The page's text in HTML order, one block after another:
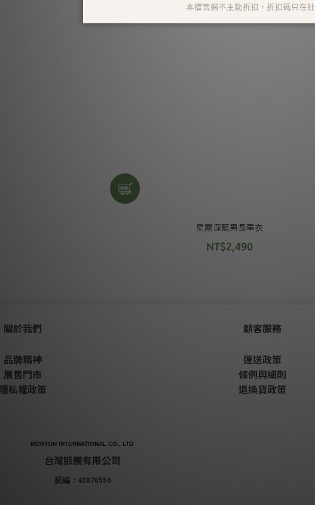
星塵深藍男長車衣
NT$2,490
關於我們
品牌精神
展售門市
隱私權政策
顧客服務
運送政策
條例與細則
退換貨政策
MONTON INTERNATIONAL CO., LTD.
台灣脈騰有限公司
統編：42870556